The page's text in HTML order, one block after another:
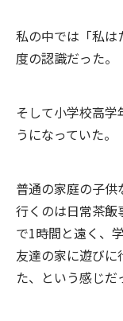
私の中では「私は
度の認識だった。
そして小学校高
うになっていた。
普通の家庭の子
行くのは日常茶飯
で1時間と遠く、
友達の家に遊びに
た、という感じだ